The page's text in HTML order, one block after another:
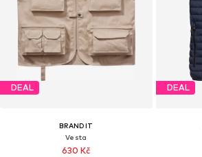
DEAL
BRANDIT
Vesta
630 Kč
DEAL